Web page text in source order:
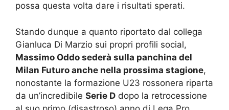
possa questa volta dare i risultati sperati.
Stando dunque a quanto riportato dal collega
Gianluca Di Marzio sui propri profili social,
Massimo Oddo sederà sulla panchina del
Milan Futuro anche nella prossima stagione,
nonostante la formazione U23 rossonera riparta
da un’incredibile Serie D dopo la retrocessione